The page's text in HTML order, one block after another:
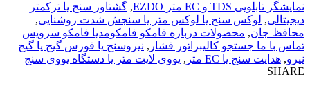
نمایشگر تابلویی TDS و EC متر EZDO
, گشتاور سنج یا ترکمتر
دیجیتالی, لوکس سنج یا لوکس متر یا سنجش شدت روشنایی,
محافظ جان, محصولات درباره فامکو فامکومدیا فامکو سرویس
تماس با ما جستجو کالیبراتور فشار , نیروسنج یا فورس گیج یا گیج
نیرو, هدایت سنج یا EC متر , یووی لایت متر یا دستگاه یووی سنج
SHARE